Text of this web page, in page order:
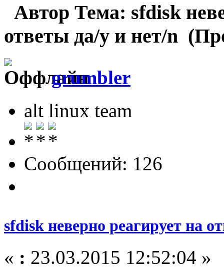
Автор Тема: sfdisk
ответы да/y и нет/n
grumbler
alt linux team
Сообщений: 126
sfdisk неверно реагирует на
« : 23.03.2015 12:52:04 »